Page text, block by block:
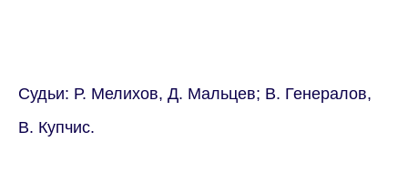
Судьи: Р. Мелихов, Д. Мальцев; В. Генералов,
В. Купчис.